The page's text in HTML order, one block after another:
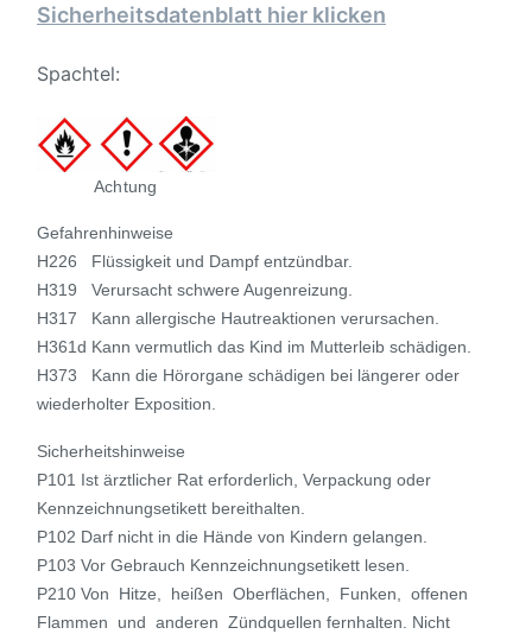
Sicherheitsdatenblatt hier klicken
Spachtel:
Achtung
Gefahrenhinweise
H226 Flüssigkeit und Dampf entzündbar.
H319 Verursacht schwere Augenreizung.
H317 Kann allergische Hautreaktionen verursachen.
H361d Kann vermutlich das Kind im Mutterleib schädigen.
H373 Kann die Hörorgane schädigen bei längerer oder
wiederholter Exposition.
Sicherheitshinweise
P101 Ist ärztlicher Rat erforderlich, Verpackung oder
Kennzeichnungsetikett bereithalten.
P102 Darf nicht in die Hände von Kindern gelangen.
P103 Vor Gebrauch Kennzeichnungsetikett lesen.
P210 Von Hitze, heißen Oberflächen, Funken, offenen
Flammen und anderen Zündquellen fernhalten. Nicht